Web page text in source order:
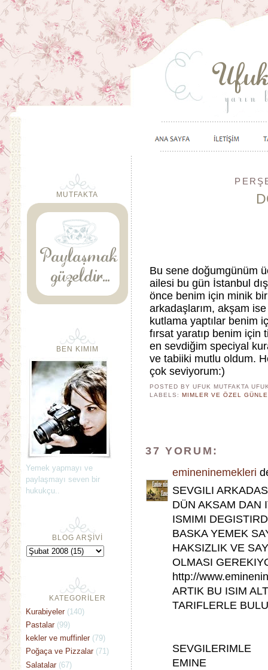
Bu sene doğumgünüm
ailesi bu gün İstanbul
önce benim için minik
arkadaşlarım, akşam
kutlama yaptılar benim
fırsat yaratıp benim
en sevdiğim speciyal
ve tabiiki mutlu oldum.
çok seviyorum:)
POSTED BY UFUK MUTFAKTA
LABELS:MIMLER VE ÖZEL
37 YORUM:
emineninemekleri
SEVGILI
DÜN AKSAM DAN
ISMIMI
BASKA YEMEK
HAKSIZLIK VE
OLMASI
http://
ARTIK BU ISIM
TARIFLERLE
SEVGILERIMLE
EMINE
MUTFAKTA
BEN KIMIM
Yemek yapmayı ve
paylaşmayı seven bir
hukukçu..
BLOG ARŞİVİ
KATEGORİLER
Kurabiyeler (140)
Pastalar (99)
kekler ve muffinler (79)
Poğaça ve Pizzalar (71)
Salatalar (67)